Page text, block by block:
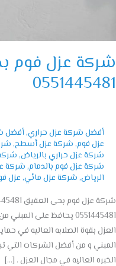
عزل فوم
أفضل شركة عزل حراري,أفضل
عزل فوم,شركة عزل أسطح,شركة
شركة عزل حراري بالرياض,شركة
شركة عزل فوم بالدمام,شركة عزل
الرياض,شركة عزل مائي,عزل فوم
0551445481 يحافظ على
بقوة الصلابه العاليه في
و من أفضل الشركات التي
العاليه في مجال العزل . […]